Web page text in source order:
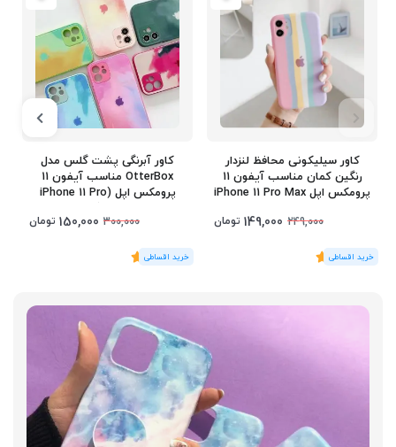
کاور سیلیکونی محافظ لنزدار
رنگین کمان مناسب آیفون 11
پرومکس اپل iPhone 11 Pro Max
249,000
149,000 تومان
(1رای)
5
کاور آبرنگی پشت گلس مدل
OtterBox مناسب آیفون 11
پرومکس اپل (iPhone 11 Pro
Max)
300,000
150,000 تومان
(1رای)
5